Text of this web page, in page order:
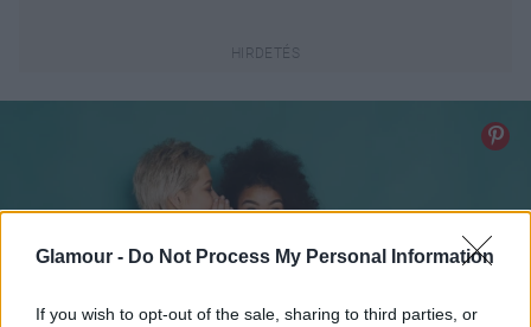
Glamour - Do Not Process My Personal Information
If you wish to opt-out of the sale, sharing to third parties, or